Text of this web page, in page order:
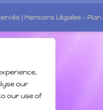
our
our use of
| Mentions Légales -